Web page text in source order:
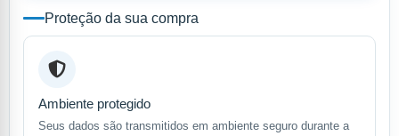
Proteção da sua compra
Ambiente protegido
Seus dados são transmitidos em ambiente seguro durante a